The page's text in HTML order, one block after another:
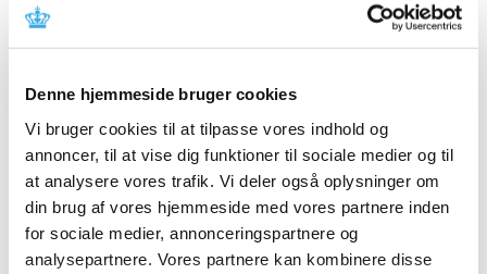
Denne hjemmeside bruger cookies
Vi bruger cookies til at tilpasse vores indhold og
annoncer, til at vise dig funktioner til sociale medier og til
at analysere vores trafik. Vi deler også oplysninger om
din brug af vores hjemmeside med vores partnere inden
for sociale medier, annonceringspartnere og
analysepartnere. Vores partnere kan kombinere disse
2017 (167)
2016 (167)
2014 (44)
2013 (49)
2012 (44)
2011 (13)
2010 (7)
2009 (14)